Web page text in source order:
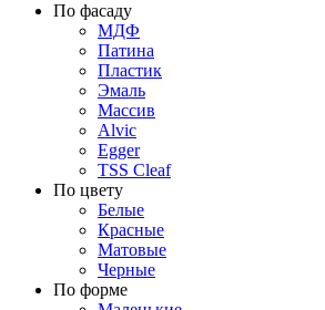
По фасаду
МДФ
Патина
Пластик
Эмаль
Массив
Alvic
Egger
TSS Cleaf
По цвету
Белые
Красные
Матовые
Черные
По форме